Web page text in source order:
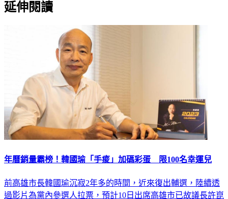
延伸閱讀
年曆銷量霸榜！韓國瑜「手痠」加碼彩蛋 限100名幸運兒
前高雄市長韓國瑜沉寂2年多的時間，近來復出輔選，陸續透
過影片為黨內參選人拉票，預計10日出席高雄市已故議長許崑